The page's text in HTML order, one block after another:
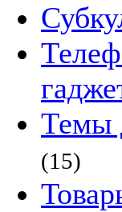
Темы
(15)